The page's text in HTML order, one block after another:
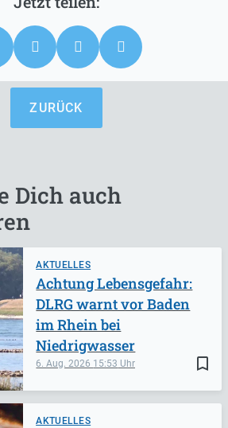
ZURÜCK
Dich auch
AKTUELLES
bookmark_border
6. Aug. 2026 15:53
Achtung Lebensgefahr:
DLRG warnt vor Baden
im Rhein bei
Niedrigwasser
AKTUELLES